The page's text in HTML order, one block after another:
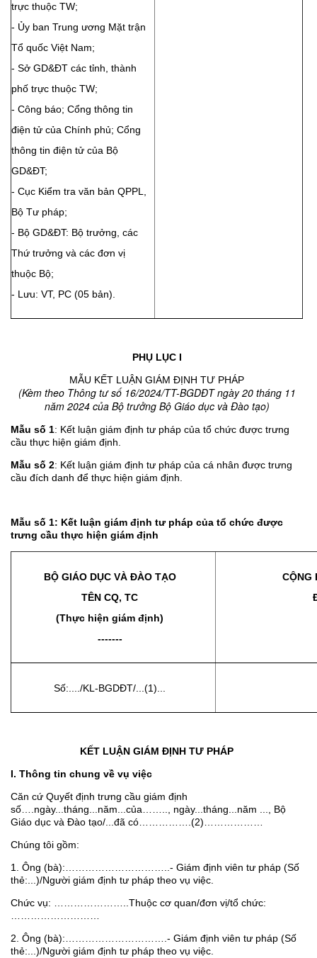
trực thuộc TW;
- Ủy ban Trung ương Mặt trận
Tổ quốc Việt Nam;
- Sở GD&ĐT các tỉnh, thành
phố trực thuộc TW;
- Công báo; Cổng thông tin
điện tử của Chính phủ; Cổng
thông tin điện tử của Bộ
GD&ĐT;
- Cục Kiểm tra văn bản QPPL,
Bộ Tư pháp;
- Bộ GD&ĐT: Bộ trưởng, các
Thứ trưởng và các đơn vị
thuộc Bộ;
- Lưu: VT, PC (05 bản).
PHỤ LỤC I
MẪU KẾT LUẬN GIÁM ĐỊNH TƯ PHÁP
(Kèm theo Thông tư số 16/2024/TT-BGDĐT ngày 20 tháng 11
năm 2024 của Bộ trưởng Bộ Giáo dục và Đào tạo)
Mẫu số 1: Kết luận giám định tư pháp của tổ chức được trưng
cầu thực hiện giám định.
Mẫu số 2: Kết luận giám định tư pháp của cá nhân được trưng
cầu đích danh để thực hiện giám định.
Mẫu số 1: Kết luận giám định tư pháp của tổ chức được
trưng cầu thực hiện giám định
BỘ GIÁO DỤC VÀ ĐÀO TẠO
TÊN CQ, TC
(Thực hiện giám định)
-------
CỘNG
Số:..../KL-BGDĐT/...(1)...
KẾT LUẬN GIÁM ĐỊNH TƯ PHÁP
I. Thông tin chung về vụ việc
Căn cứ Quyết định trưng cầu giám định
số….ngày...tháng...năm...của…….., ngày...tháng...năm ..., Bộ
Giáo dục và Đào tạo/...đã có…………….(2)………………
Chúng tôi gồm:
1. Ông (bà):…………………………..- Giám định viên tư pháp (Số
thẻ:...)/Người giám định tư pháp theo vụ việc.
Chức vụ: …………………..Thuộc cơ quan/đơn vị/tổ chức:
2. Ông (bà):………………………….- Giám định viên tư pháp (Số
thẻ:...)/Người giám định tư pháp theo vụ việc.